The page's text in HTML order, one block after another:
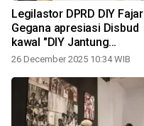
Legilastor DPRD DIY Fajar
Gegana apresiasi Disbud
kawal "DIY Jantung
Kebudayaan Nusantara"
26 December 2025 10:34 WIB